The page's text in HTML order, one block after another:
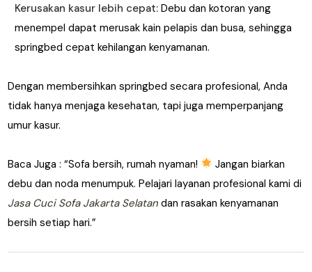
Kerusakan kasur lebih cepat: Debu dan kotoran yang
menempel dapat merusak kain pelapis dan busa, sehingga
springbed cepat kehilangan kenyamanan.
Dengan membersihkan springbed secara profesional, Anda
tidak hanya menjaga kesehatan, tapi juga memperpanjang
umur kasur.
Baca Juga : “Sofa bersih, rumah nyaman!
Jangan biarkan
debu dan noda menumpuk. Pelajari layanan profesional kami di
Jasa Cuci Sofa Jakarta Selatandan rasakan kenyamanan
bersih setiap hari.”